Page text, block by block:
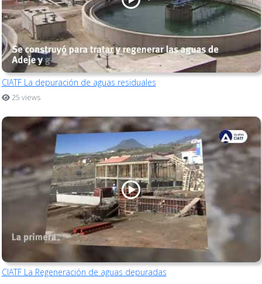
CIATF La depuración de aguas residuales
25 views
CIATF La Regeneración de aguas depuradas